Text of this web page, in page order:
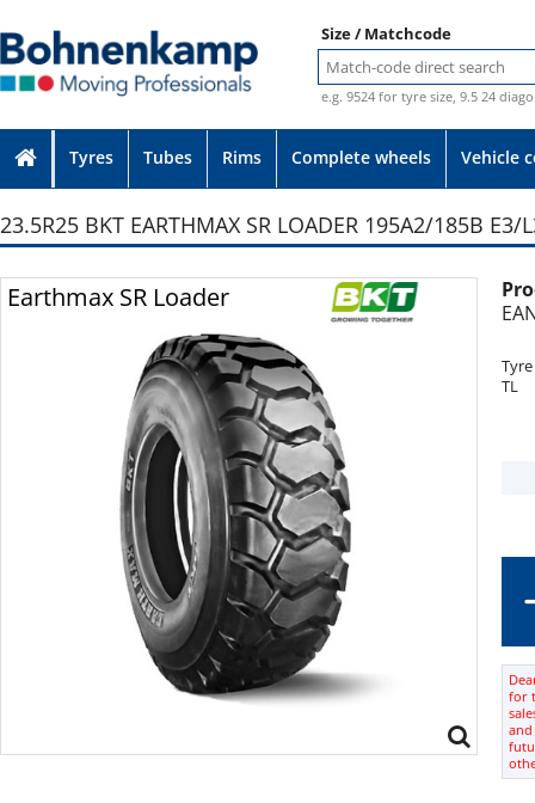
Size / Matchcode
e.g. 9524 for tyre size, 9.5 24
Tyres Tubes Rims Complete wheels Vehicle
23.5R25 BKT EARTHMAX SR LOADER 195A2/185B
Earthmax SR Loader Photo provided without guarantee
Tyre
TL
for